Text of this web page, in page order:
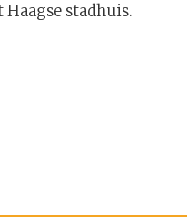
stadhuis.